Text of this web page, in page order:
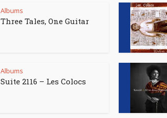
Albums
Three Tales, One Guitar
Albums
Suite 2116 – Les Colocs